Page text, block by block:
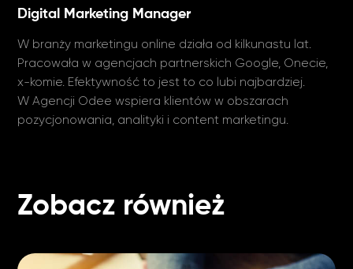
Digital Marketing Manager
W branży marketingu online działa od kilkunastu lat.
Pracowała w agencjach partnerskich Google, Onecie,
x-komie. Efektywność to jest to co lubi najbardziej.
W Agencji Odee wspiera klientów w obszarach
pozycjonowania, analityki i content marketingu.
Zobacz również